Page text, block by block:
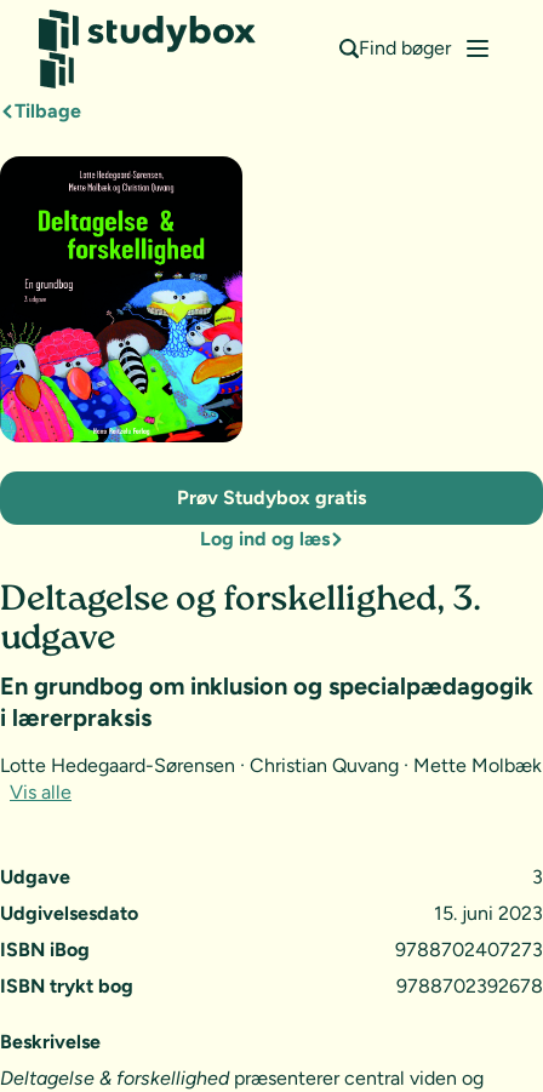
Find bøger
Tilbage
Udgave
3
Udgivelsesdato
15. juni 2023
ISBN iBog
9788702407273
ISBN trykt bog
9788702392678
Deltagelse og forskellighed, 3.
udgave
En grundbog om inklusion og specialpædagogik
i lærerpraksis
Lotte Hedegaard-Sørensen · Christian Quvang · Mette Molbæk
Vis alle
Prøv Studybox gratis
Log ind og læs
Beskrivelse
Deltagelse & forskellighedpræsenterer central viden og